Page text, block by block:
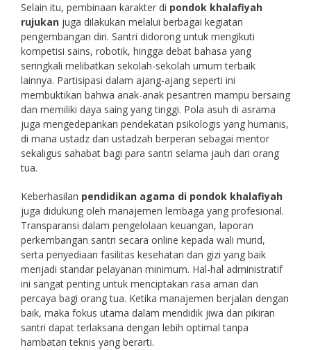
Selain itu, pembinaan karakter di pondok khalafiyah
rujukan juga dilakukan melalui berbagai kegiatan
pengembangan diri. Santri didorong untuk mengikuti
kompetisi sains, robotik, hingga debat bahasa yang
seringkali melibatkan sekolah-sekolah umum terbaik
lainnya. Partisipasi dalam ajang-ajang seperti ini
membuktikan bahwa anak-anak pesantren mampu bersaing
dan memiliki daya saing yang tinggi. Pola asuh di asrama
juga mengedepankan pendekatan psikologis yang humanis,
di mana ustadz dan ustadzah berperan sebagai mentor
sekaligus sahabat bagi para santri selama jauh dari orang
tua.
Keberhasilan pendidikan agama di pondok khalafiyah
juga didukung oleh manajemen lembaga yang profesional.
Transparansi dalam pengelolaan keuangan, laporan
perkembangan santri secara online kepada wali murid,
serta penyediaan fasilitas kesehatan dan gizi yang baik
menjadi standar pelayanan minimum. Hal-hal administratif
ini sangat penting untuk menciptakan rasa aman dan
percaya bagi orang tua. Ketika manajemen berjalan dengan
baik, maka fokus utama dalam mendidik jiwa dan pikiran
santri dapat terlaksana dengan lebih optimal tanpa
hambatan teknis yang berarti.